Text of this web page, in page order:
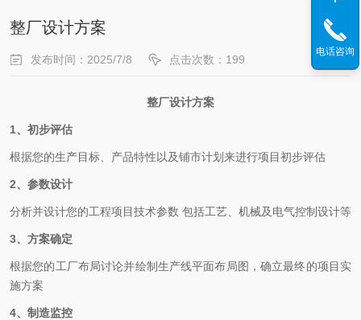
整厂设计方案
发布时间：2025/7/8 点击次数：199
整厂设计方案
1、初步评估
根据您的生产目标、产品特性以及铺市计划来进行项目初步评估
2、参数设计
分析并设计您的工程项目技术参数 包括工艺、机械及电气控制设计等
3、方案确定
根据您的工厂布局讨论并绘制生产线平面布局图，确立最终的项目实
施方案
4、制造监控
电话咨询